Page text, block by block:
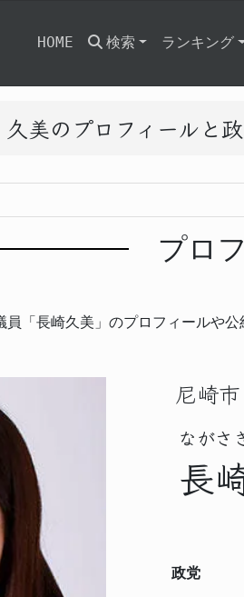
HOME 検索 ランキング
美のプロフィールと
プロ
員「長崎久美」のプロフィールや
尼崎
長
ながさ
政党